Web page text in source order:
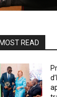
READ